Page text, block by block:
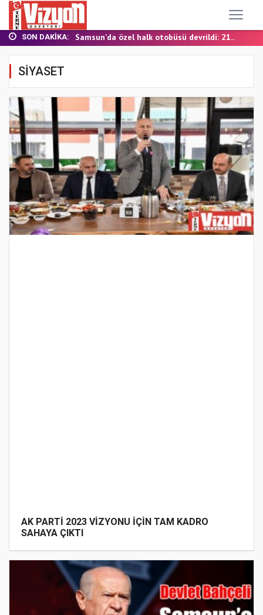
SON DAKIKA:
TERME MHP’DE KONGRE HEYECANI
YALI MAHALLESİ’NDE DOĞALGAZ İÇİN İLK KAZ...
Samsun’da özel halk otobüsü devrildi: 21...
SİYASET
AK PARTİ 2023 VİZYONU İÇİN TAM KADRO
SAHAYA ÇIKTI